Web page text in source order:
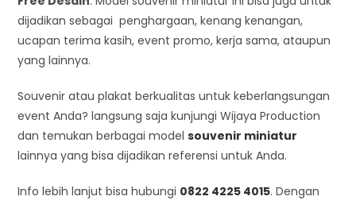
dijadikan sebagai penghargaan, kenang kenangan,
ucapan terima kasih, event promo, kerja sama, ataupun
yang lainnya.
Souvenir atau plakat berkualitas untuk keberlangsungan
event Anda? langsung saja kunjungi Wijaya Production
dan temukan berbagai modelsouvenir miniatur
lainnya yang bisa dijadikan referensi untuk Anda.
Info lebih lanjut bisa hubungi 0822 4225 4015. Dengan